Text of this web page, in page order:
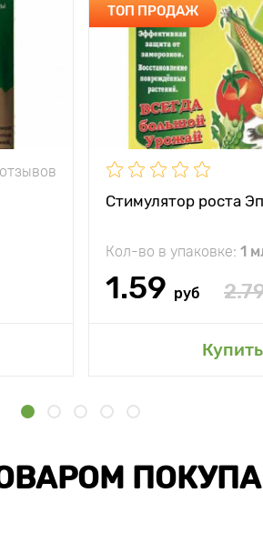
ТОП ПРОДАЖ
Стимулятор роста
Кол-во в упаковке: 1
1.59 руб
Купить